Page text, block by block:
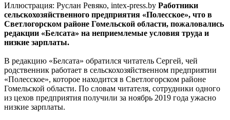
Иллюстрация: Руслан Ревяко, intex-press.by Работники
сельскохозяйственного предприятия «Полесское», что в
Светлогорском районе Гомельской области, пожаловались
редакции «Белсата» на неприемлемые условия труда и
низкие зарплаты.
В редакцию «Белсата» обратился читатель Сергей, чей
родственник работает в сельскохозяйственном предприятии
«Полесское», которое находится в Светлогорском районе
Гомельской области. По словам читателя, сотрудники одного
из цехов предприятия получили за ноябрь 2019 года ужасно
низкие зарплаты.